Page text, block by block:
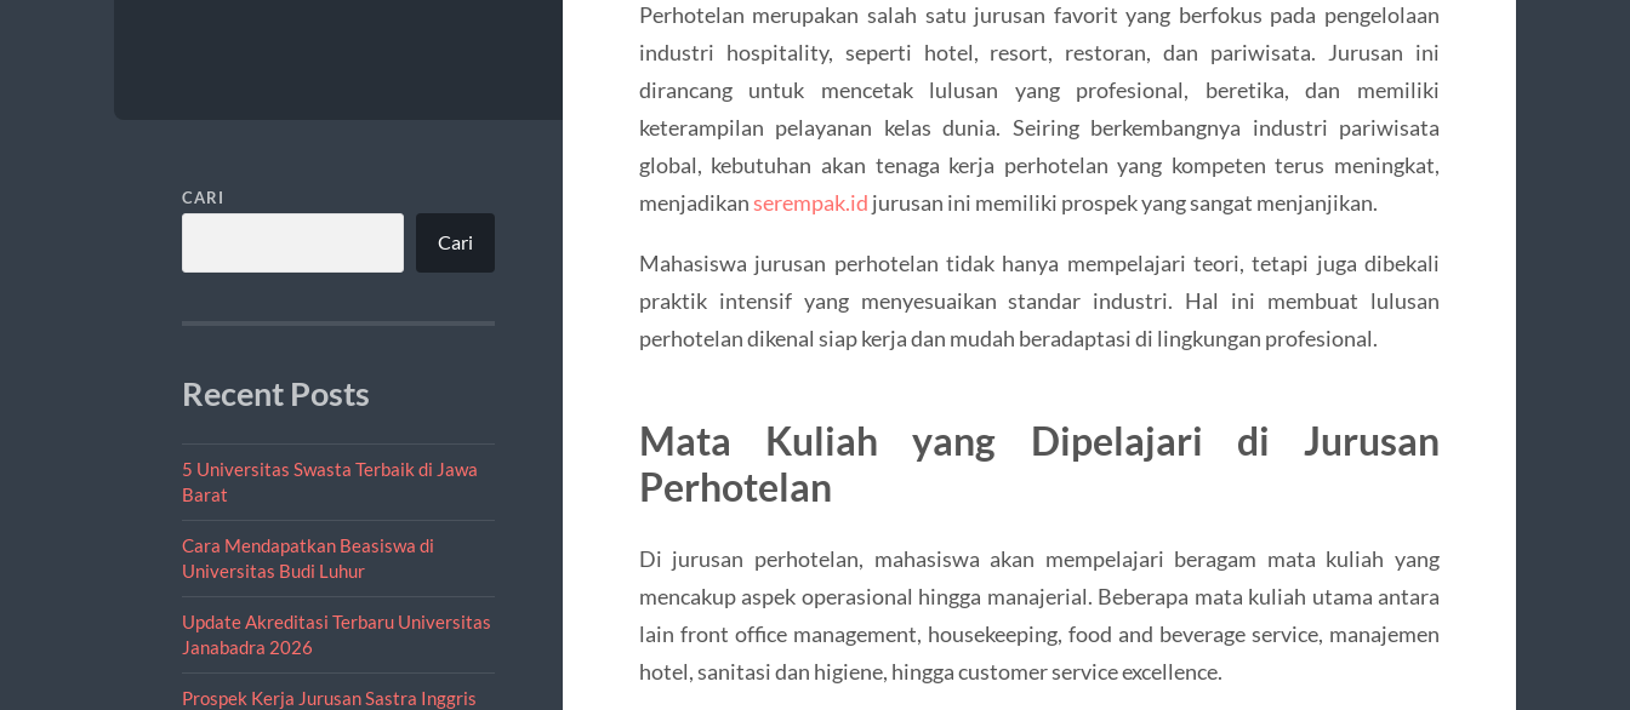
CARI
Cari
Recent Posts
5 Universitas Swasta Terbaik di Jawa
Barat
Cara Mendapatkan Beasiswa di
Universitas Budi Luhur
Update Akreditasi Terbaru Universitas
Janabadra 2026
Prospek Kerja Jurusan Sastra Inggris
Perhotelan merupakan salah satu jurusan favorit yang berfokus pada pengelolaan
industri hospitality, seperti hotel, resort, restoran, dan pariwisata. Jurusan ini
dirancang untuk mencetak lulusan yang profesional, beretika, dan memiliki
keterampilan pelayanan kelas dunia. Seiring berkembangnya industri pariwisata
global, kebutuhan akan tenaga kerja perhotelan yang kompeten terus meningkat,
menjadikanserempak.id jurusan ini memiliki prospek yang sangat menjanjikan.
Mahasiswa jurusan perhotelan tidak hanya mempelajari teori, tetapi juga dibekali
praktik intensif yang menyesuaikan standar industri. Hal ini membuat lulusan
perhotelan dikenal siap kerja dan mudah beradaptasi di lingkungan profesional.
Mata Kuliah yang Dipelajari di Jurusan
Perhotelan
Di jurusan perhotelan, mahasiswa akan mempelajari beragam mata kuliah yang
mencakup aspek operasional hingga manajerial. Beberapa mata kuliah utama antara
lain front office management, housekeeping, food and beverage service, manajemen
hotel, sanitasi dan higiene, hingga customer service excellence.